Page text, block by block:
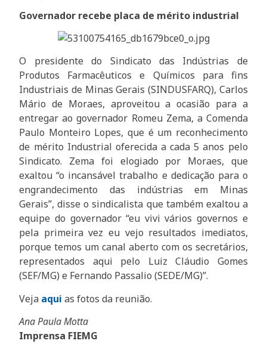
Governador recebe placa de mérito industrial
O presidente do Sindicato das Indústrias de
Produtos Farmacêuticos e Químicos para fins
Industriais de Minas Gerais (SINDUSFARQ), Carlos
Mário de Moraes, aproveitou a ocasião para a
entregar ao governador Romeu Zema, a Comenda
Paulo Monteiro Lopes, que é um reconhecimento
de mérito Industrial oferecida a cada 5 anos pelo
Sindicato. Zema foi elogiado por Moraes, que
exaltou “o incansável trabalho e dedicação para o
engrandecimento das indústrias em Minas
Gerais”, disse o sindicalista que também exaltou a
equipe do governador “eu vivi vários governos e
pela primeira vez eu vejo resultados imediatos,
porque temos um canal aberto com os secretários,
representados aqui pelo Luiz Cláudio Gomes
(SEF/MG) e Fernando Passalio (SEDE/MG)”.
Veja aqui as fotos da reunião.
Ana Paula Motta
Imprensa FIEMG